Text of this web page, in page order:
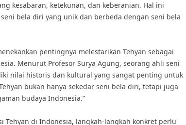
kesabaran, ketekunan, dan keberanian. Hal ini
bela diri yang unik dan berbeda dengan seni bela
pentingnya melestarikan Tehyan sebagai
Menurut Profesor Surya Agung, seorang ahli seni
nilai historis dan kultural yang sangat penting untuk
bukan hanya sekedar seni bela diri, tetapi juga
budaya Indonesia.”
Tehyan di Indonesia, langkah-langkah konkret perlu